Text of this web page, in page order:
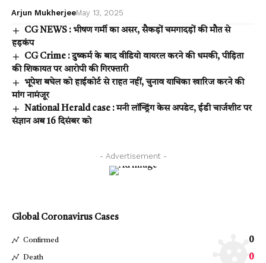
Arjun MukherjeeMay 13, 2025
CG NEWS : भीषण गर्मी का असर, सैकड़ों चमगादड़ों की मौत से
हड़कंप
CG Crime : दुष्कर्म के बाद वीडियो वायरल करने की धमकी, पीड़िता
की शिकायत पर आरोपी की गिरफ्तारी
भूपेश बघेल को हाईकोर्ट से राहत नहीं, चुनाव याचिका खारिज करने की
मांग नामंजूर
National Herald case : मनी लॉन्ड्रिंग केस अपडेट, ईडी चार्जशीट पर
संज्ञान अब 16 दिसंबर को
- Advertisement -
Global Coronavirus Cases
Confirmed 0
Death 0